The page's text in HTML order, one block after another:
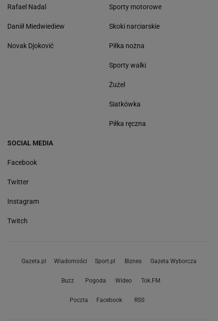
Rafael Nadal
Daniił Miedwiediew
Novak Djoković
Sporty motorowe
Skoki narciarskie
Piłka nożna
Sporty walki
Żużel
Siatkówka
Piłka ręczna
SOCIAL MEDIA
Facebook
Twitter
Instagram
Twitch
Gazeta.pl Wiadomości Sport.pl Biznes Gazeta Wyborcza
Buzz Pogoda Wideo Tok.FM
Poczta Facebook RSS